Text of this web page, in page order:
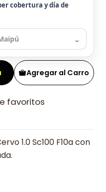
cobertura y día de
⌄
Agregar al Carro
favoritos
1.0 Sc100 F10a con